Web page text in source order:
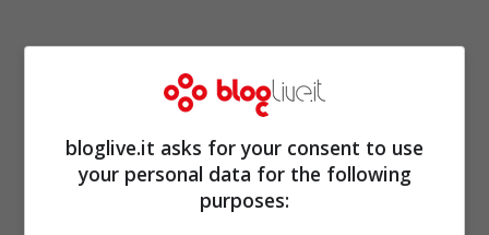
bloglive.it asks for your consent to use
your personal data for the following
purposes: